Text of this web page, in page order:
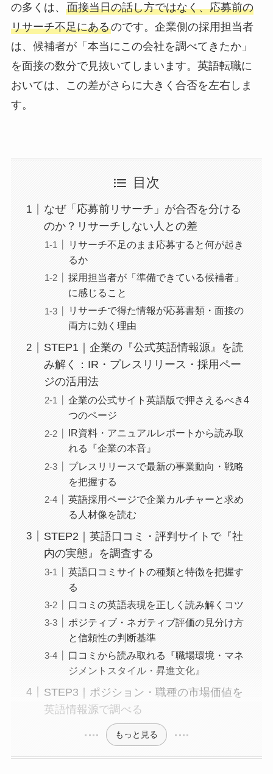
の多くは、 面接当日の話し方ではなく、応募前の
リサーチ不足にあるのです。企業側の採用担当者
は、候補者が「本当にこの会社を調べてきたか」
を面接の数分で見抜いてしまいます。英語転職に
おいては、この差がさらに大きく合否を左右しま
す。
目次
なぜ「応募前リサーチ」が合否を分ける
のか？リサーチしない人との差
リサーチ不足のまま応募すると何が起き
るか
採用担当者が「準備できている候補者」
に感じること
リサーチで得た情報が応募書類・面接の
両方に効く理由
STEP1｜企業の『公式英語情報源』を読
み解く：IR・プレスリリース・採用ペー
ジの活用法
企業の公式サイト英語版で押さえるべき4
つのページ
IR資料・アニュアルレポートから読み取
れる『企業の本音』
プレスリリースで最新の事業動向・戦略
を把握する
英語採用ページで企業カルチャーと求め
る人材像を読む
STEP2｜英語口コミ・評判サイトで『社
内の実態』を調査する
英語口コミサイトの種類と特徴を把握す
る
口コミの英語表現を正しく読み解くコツ
ポジティブ・ネガティブ評価の見分け方
と信頼性の判断基準
口コミから読み取れる『職場環境・マネ
ジメントスタイル・昇進文化』
STEP3｜ポジション・職種の市場価値を
英語情報源で調べる
もっと見る